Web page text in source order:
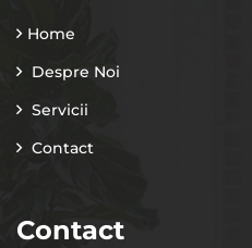
Home
Despre Noi
Servicii
Contact
Contact